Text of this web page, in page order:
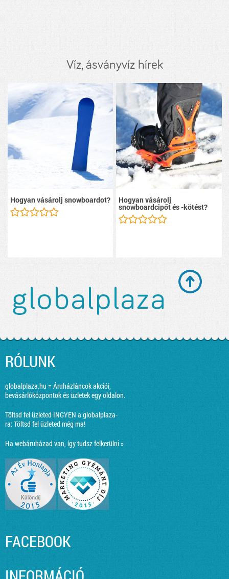
Víz, ásványvíz hírek
Hogyan vásárolj snowboardot? Hogyan vásárolj
snowboardcipőt és -kötést?
RÓLUNK
globalplaza.hu = Áruházláncok akciói,
bevásárlóközpontok és üzletek egy oldalon.
Töltsd fel üzleted INGYEN a globalplaza-
ra:Töltsd fel üzleted még ma!
Ha webáruházad van, így tudsz felkerülni »
FACEBOOK